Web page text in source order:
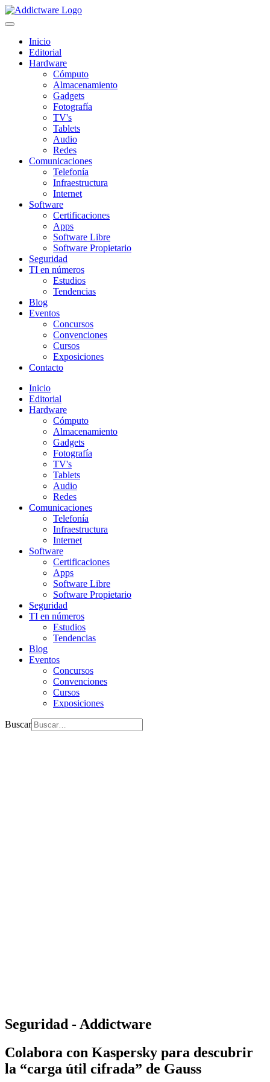
Inicio
Editorial
Hardware
Cómputo
Almacenamiento
Gadgets
Fotografía
TV's
Tablets
Audio
Redes
Comunicaciones
Telefonía
Infraestructura
Internet
Software
Certificaciones
Apps
Software Libre
Software Propietario
Seguridad
TI en números
Estudios
Tendencias
Blog
Eventos
Concursos
Convenciones
Cursos
Exposiciones
Contacto
Inicio
Editorial
Hardware
Cómputo
Almacenamiento
Gadgets
Fotografía
TV's
Tablets
Audio
Redes
Comunicaciones
Telefonía
Infraestructura
Internet
Software
Certificaciones
Apps
Software Libre
Software Propietario
Seguridad
TI en números
Estudios
Tendencias
Blog
Eventos
Concursos
Convenciones
Cursos
Exposiciones
Buscar
Seguridad - Addictware
Colabora con Kaspersky para descubrir
la “carga útil cifrada” de Gauss